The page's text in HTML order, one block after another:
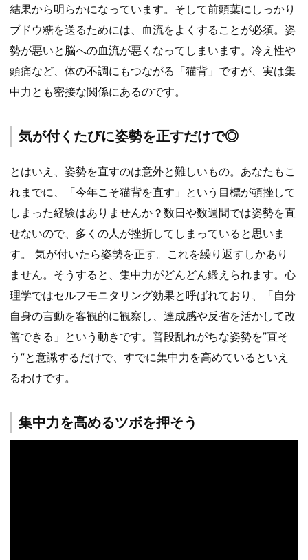
結果から明らかになっています。そして前頭葉にしっかり
ブドウ糖を送るためには、血流をよくすることが必須。姿
勢が悪いと脳への血流が悪くなってしまいます。冷え性や
頭痛など、体の不調にもつながる「猫背」ですが、実は集
中力とも密接な関係にあるのです。
気が付くたびに姿勢を正すだけで◎
とはいえ、姿勢を直すのは意外と難しいもの。あなたもこ
れまでに、「今年こそ猫背を直す」という目標が頓挫して
しまった経験はありませんか？数日や数週間では姿勢を直
せないので、多くの人が挫折してしまっていると思いま
す。 気が付いたら姿勢を正す。これを繰り返すしかあり
ません。そうすると、集中力がどんどん鍛えられます。心
理学ではセルフモニタリング効果と呼ばれており、「自分
自身の言動を客観的に観察し、達成感や反省を活かして改
善できる」という動きです。普段乱れがちな姿勢を”直そ
う”と意識するだけで、すでに集中力を高めているといえ
るわけです。
集中力を高めるツボを押そう